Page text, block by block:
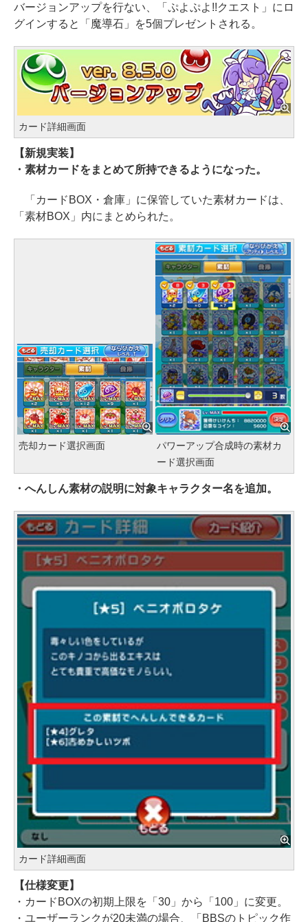
バージョンアップを行ない、「ぷよぷよ!!クエスト」にロ
グインすると「魔導石」を5個プレゼントされる。
カード詳細画面
【新規実装】
・素材カードをまとめて所持できるようになった。
「カードBOX・倉庫」に保管していた素材カードは、
「素材BOX」内にまとめられた。
売却カード選択画面
パワーアップ合成時の素材カ
ード選択画面
・へんしん素材の説明に対象キャラクター名を追加。
カード詳細画面
【仕様変更】
・カードBOXの初期上限を「30」から「100」に変更。
・ユーザーランクが20未満の場合、「BBSのトピック作